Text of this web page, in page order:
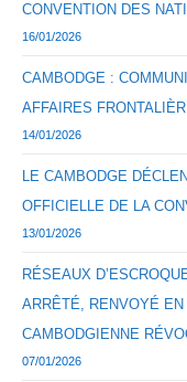
CONVENTION DES
16/01/2026
CAMBODGE :
AFFAIRES
14/01/2026
LE CAMBODGE
OFFICIELLE DE LA
13/01/2026
RÉSEAUX
ARRÊTÉ, RENVOYÉ
CAMBODGIENNE
07/01/2026